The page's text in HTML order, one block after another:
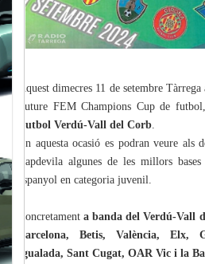
Aquest dimecres 11 de setembre
Future FEM Champions Cup de futbol,
Futbol Verdú-Vall del Corb.
En aquesta ocasió es podran veure als
Capdevila algunes de les millors
espanyol en categoria juvenil.
Concretamenta banda del Verdú-Vall
Barcelona, Betis, València, Elx,
Igualada, Sant Cugat, OAR Vic i la